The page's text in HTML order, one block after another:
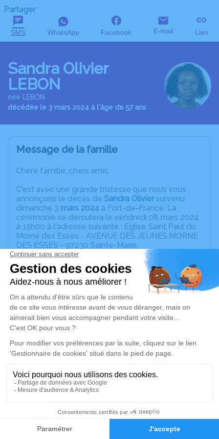
Faire-part Hommages
Partager
SMS WhatsApp Facebook E-mail Lien
Sandra Olivier
LEBON
née LEBON
décédée le 3 mars 2024 à l'âge de 57 ans
Message de la famille
Chère famille, chers amis,
C'est avec une grande tristesse que nous vous
annonçons le décès de Sandra Oliviersurvenu
dimanche 3 mars 2024 à Fort-de-France. La
cérémonie se déroulera le vendredi 08 mars 2024
à 15h00 à l'adresse suivante : Eglise Saint Paul du
Morne des Esses - AVENUE DES JEUNES MORNE
DES ESSES - 97230 Sainte-Marie.
Une veillée aura lieu jeudi 07 mars 2024 au salon
de recueillement de Sainte Marie de 18h à 21h
Un service de plantation d’arbre hommage est
Je rends hommage
Cérémonie religieuse
vendredi 08 mars 2024 à 15h00
Eglise Saint Paul du Morne des Esses de
Sainte-Marie
AVENUE DES JEUNES MORNE DES ESSES